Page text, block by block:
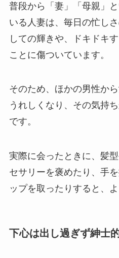
普段から「妻」「母親」
いる人妻は、毎日の忙し
しての輝きや、ドキドキ
ことに傷ついています。
そのため、 ほかの男性か
うれしくなり、その気持
です。
実際に会ったときに、髪
セサリーを褒めたり、手
ップを取ったりすると、
下心は出し過ぎず紳士